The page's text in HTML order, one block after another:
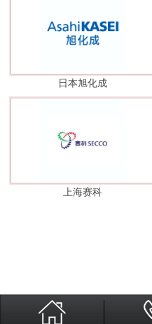
日本旭化成
上海赛科